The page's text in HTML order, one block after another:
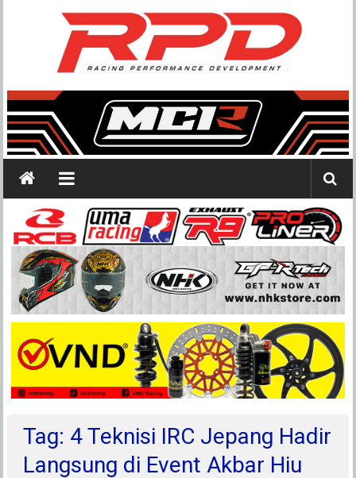
Tag: 4 Teknisi IRC Jepang Hadir
Langsung di Event Akbar Hiu